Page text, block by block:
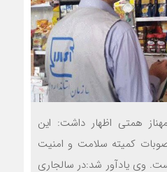
همتی اظهار داشت: این
کمیته سلامت و امنیت
وی یادآور شد:در سالجاری